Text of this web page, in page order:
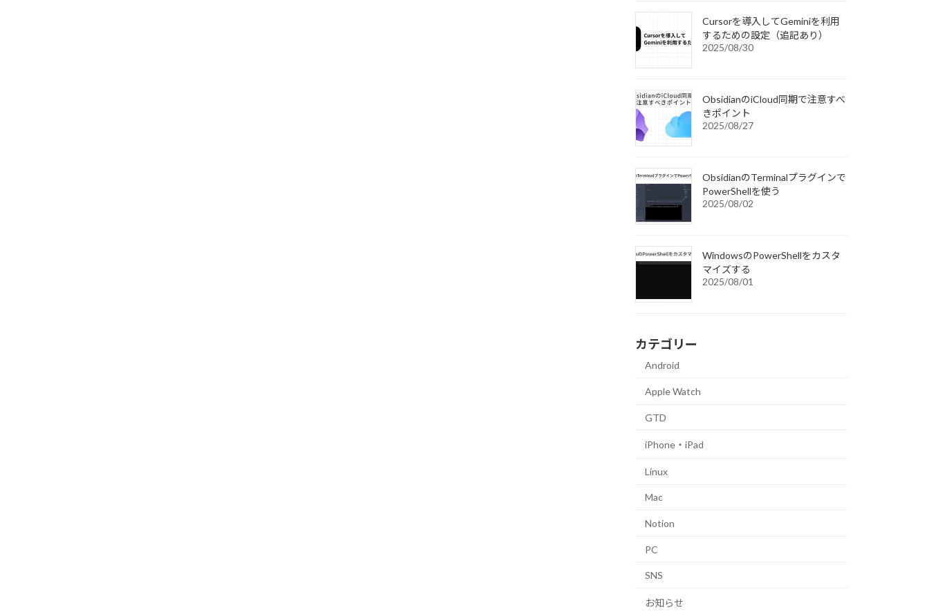
Cursorを導入してGeminiを利用
するための設定（追記あり）
2025/08/30
ObsidianのiCloud同期で注意すべ
きポイント
2025/08/27
ObsidianのTerminalプラグインで
PowerShellを使う
2025/08/02
WindowsのPowerShellをカスタ
マイズする
2025/08/01
カテゴリー
Android
Apple Watch
GTD
iPhone・iPad
Linux
Mac
Notion
PC
SNS
お知らせ